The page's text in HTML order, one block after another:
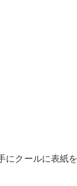
にクールに表紙を